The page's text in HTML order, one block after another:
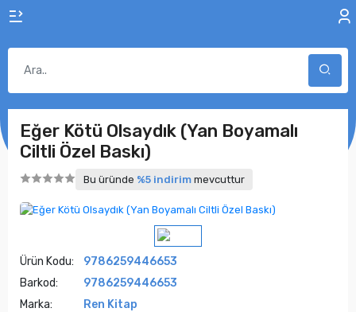
Eğer Kötü Olsaydık (Yan Boyamalı
Ciltli Özel Baskı)
Bu üründe %5 indirim mevcuttur
Ürün Kodu:
9786259446653
Barkod:
9786259446653
Marka:
Ren Kitap